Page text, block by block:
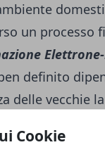
Cookie
un processo
definito
delle vecchie
con la
degradano